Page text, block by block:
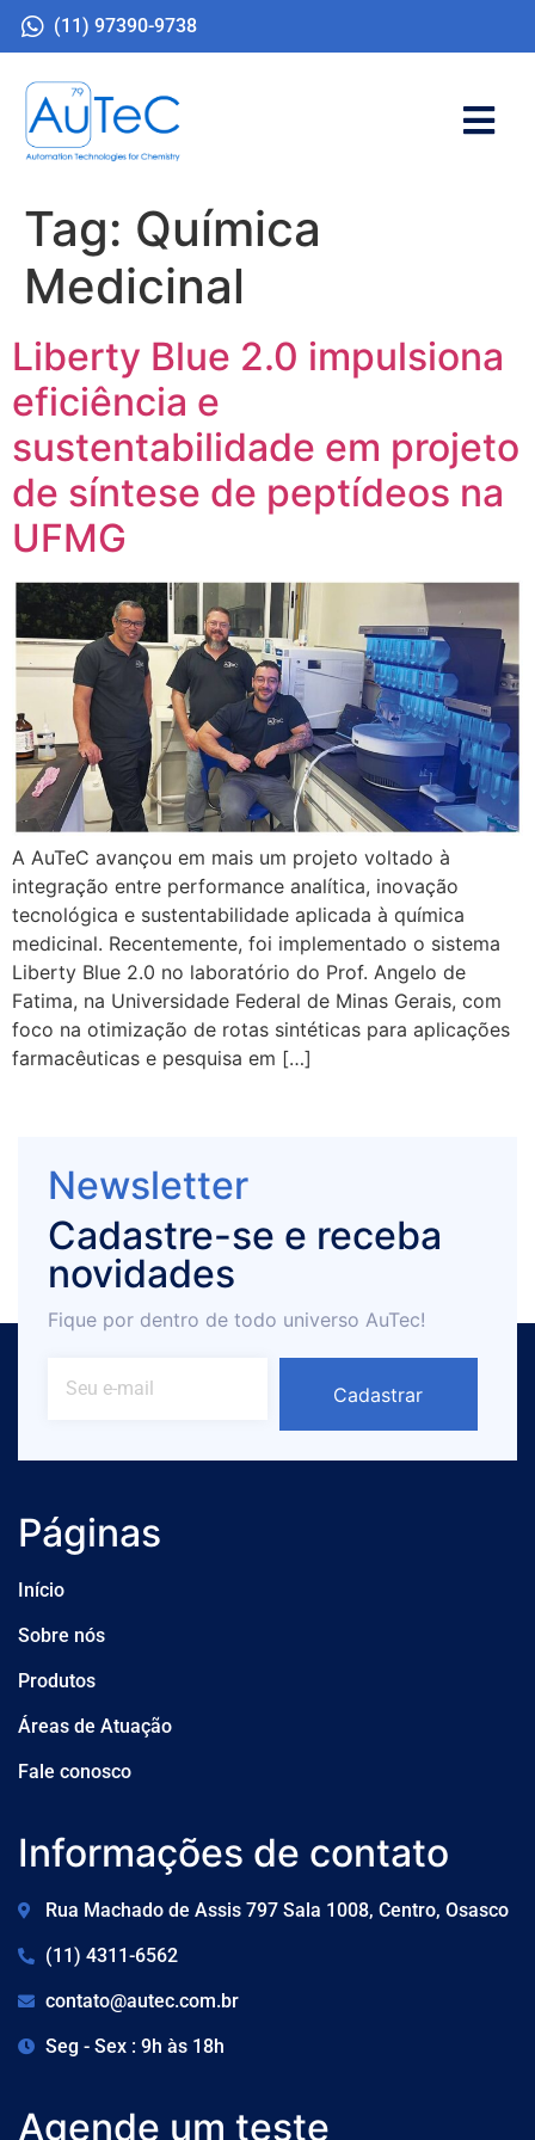
(11) 97390-9738
Tag: Química
Medicinal
Liberty Blue 2.0 impulsiona
eficiência e
sustentabilidade em projeto
de síntese de peptídeos na
UFMG
A AuTeC avançou em mais um projeto voltado à
integração entre performance analítica, inovação
tecnológica e sustentabilidade aplicada à química
medicinal. Recentemente, foi implementado o sistema
Liberty Blue 2.0 no laboratório do Prof. Angelo de
Fatima, na Universidade Federal de Minas Gerais, com
foco na otimização de rotas sintéticas para aplicações
farmacêuticas e pesquisa em […]
Newsletter
Cadastre-se e receba
novidades
Fique por dentro de todo universo AuTec!
Cadastrar
Páginas
Início
Sobre nós
Produtos
Áreas de Atuação
Fale conosco
Informações de contato
Rua Machado de Assis 797 Sala 1008, Centro, Osasco
(11) 4311-6562
contato@autec.com.br
Seg - Sex : 9h às 18h
Agende um teste